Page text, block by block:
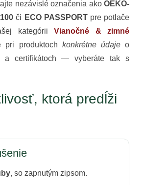
nezávislé označenia ako OEKO-
či ECO PASSPORTpre potlače
kategóriiVianočné & zimné
pri produktoch konkrétne údajeo
a certifikátoch — vyberáte tak s
ktorá predĺži
, so zapnutým zipsom.